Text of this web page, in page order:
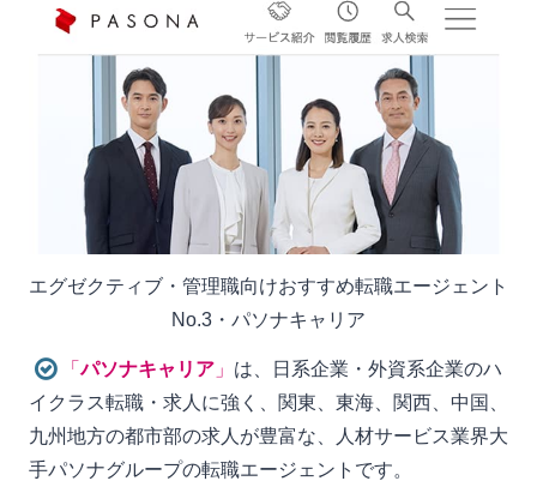
エグゼクティブ・管理職向けおすすめ転職エージェント
No.3・パソナキャリア
「パソナキャリア 」 は、日系企業・外資系企業のハ
イクラス転職・求人に強く、関東、東海、関西、中国、
九州地方の都市部の求人が豊富な、人材サービス業界大
手パソナグループの転職エージェントです。